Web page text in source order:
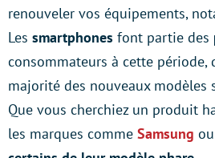
renouveler vos équipements,
Les smartphones font partie des
consommateurs à cette période,
majorité des nouveaux modèles
Que vous cherchiez un produit
les marques comme Samsung ou